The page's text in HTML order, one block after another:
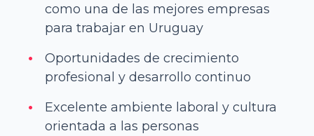
como una de las mejores empresas
para trabajar en Uruguay
Oportunidades de crecimiento
profesional y desarrollo continuo
Excelente ambiente laboral y cultura
orientada a las personas